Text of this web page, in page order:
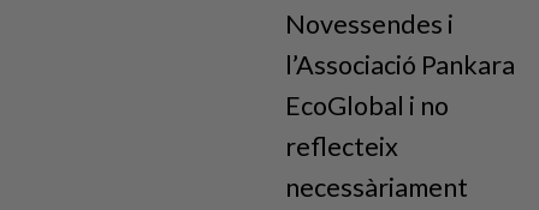
Novessendes i
l’Associació Pankara
EcoGlobal i no
reflecteix
necessàriament